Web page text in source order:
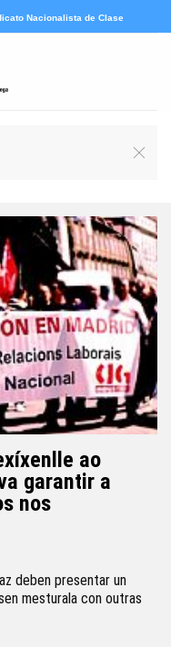
Nacionalista de Clase
ao
garantir a
nos
deben presentar un
mesturala con outras